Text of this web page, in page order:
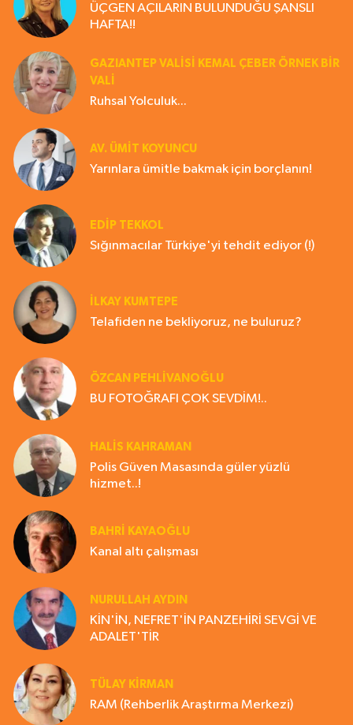
ÜÇGEN AÇILARIN BULUNDUĞU ŞANSLI
HAFTA!!
GAZIANTEP VALISI KEMAL ÇEBER ÖRNEK BİR
VALİ
Ruhsal Yolculuk...
AV. ÜMIT KOYUNCU
Yarınlara ümitle bakmak için borçlanın!
EDIP TEKKOL
Sığınmacılar Türkiye'yi tehdit ediyor (!)
İLKAY KUMTEPE
Telafiden ne bekliyoruz, ne buluruz?
ÖZCAN PEHLİVANOĞLU
BU FOTOĞRAFI ÇOK SEVDİM!..
HALIS KAHRAMAN
Polis Güven Masasında güler yüzlü
hizmet..!
BAHRI KAYAOĞLU
Kanal altı çalışması
NURULLAH AYDIN
KİN'İN, NEFRET'İN PANZEHİRİ SEVGİ VE
ADALET'TİR
TÜLAY KİRMAN
RAM (Rehberlik Araştırma Merkezi)